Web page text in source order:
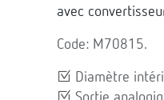
avec
Code: M70815.
Diamètre